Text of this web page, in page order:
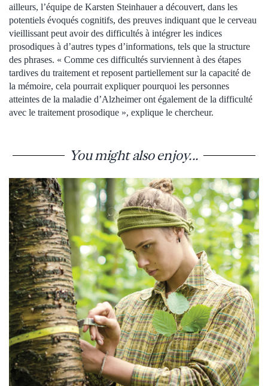
ailleurs, l’équipe de Karsten Steinhauer a découvert, dans les
potentiels évoqués cognitifs, des preuves indiquant que le cerveau
vieillissant peut avoir des difficultés à intégrer les indices
prosodiques à d’autres types d’informations, tels que la structure
des phrases. « Comme ces difficultés surviennent à des étapes
tardives du traitement et reposent partiellement sur la capacité de
la mémoire, cela pourrait expliquer pourquoi les personnes
atteintes de la maladie d’Alzheimer ont également de la difficulté
avec le traitement prosodique », explique le chercheur.
You might also enjoy...